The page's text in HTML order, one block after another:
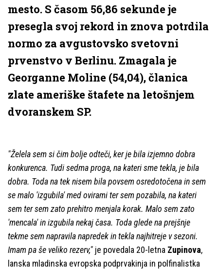
mesto. S časom 56,86 sekunde je
presegla svoj rekord in znova potrdila
normo za avgustovsko svetovni
prvenstvo v Berlinu. Zmagala je
Georganne Moline (54,04), članica
zlate ameriške štafete na letošnjem
dvoranskem SP.
"Želela sem si čim bolje odteči, ker je bila izjemno dobra
konkurenca. Tudi sedma proga, na kateri sme tekla, je bila
dobra. Toda na tek nisem bila povsem osredotočena in sem
se malo 'izgubila' med ovirami ter sem pozabila, na kateri
sem ter sem zato prehitro menjala korak. Malo sem zato
'mencala' in izgubila nekaj časa. Toda glede na prejšnje
tekme sem napravila napredek in tekla najhitreje v sezoni.
Imam pa še veliko rezerv," je povedala 20-letna Zupinova,
lanska mladinska evropska podprvakinja in polfinalistka